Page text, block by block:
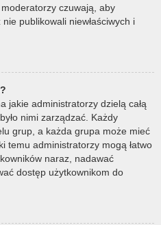
czuwają, aby
publikowali niewłaściwych i
jakie administratorzy dzielą całą
nimi zarządzać. Każdy
grup, a każda grupa może mieć
temu administratorzy mogą łatwo
naraz, nadawać
dostęp użytkownikom do